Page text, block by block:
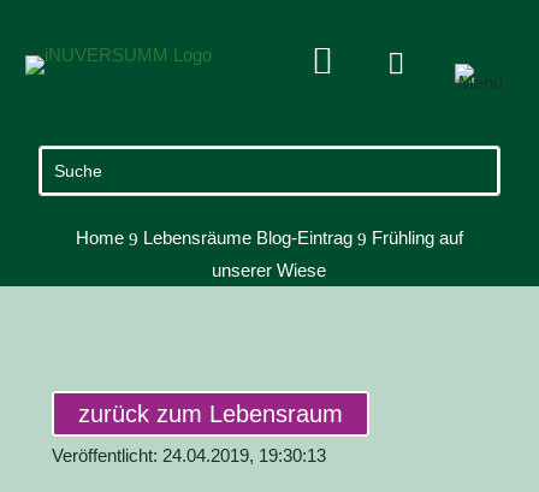
 
Home 9 Lebensräume Blog-Eintrag 9 Frühling auf
unserer Wiese
zurück zum Lebensraum
Veröffentlicht: 24.04.2019, 19:30:13